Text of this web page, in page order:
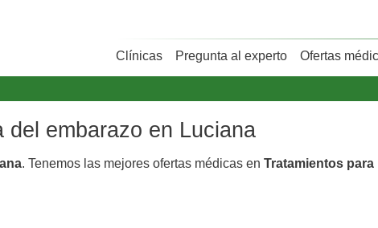
Clínicas Pregunta al experto Ofertas
embarazo en Luciana
. Tenemos las mejores ofertas médicas en Tratamientos para